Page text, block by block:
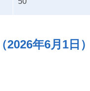
年6月1日）